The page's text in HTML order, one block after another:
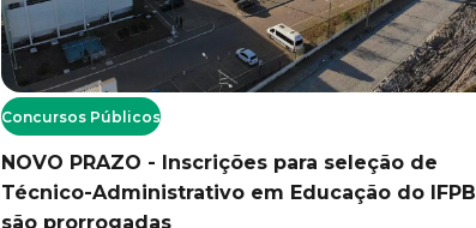
Concursos Públicos
NOVO PRAZO - Inscrições para seleção de
Técnico-Administrativo em Educação do IFPB
são prorrogadas